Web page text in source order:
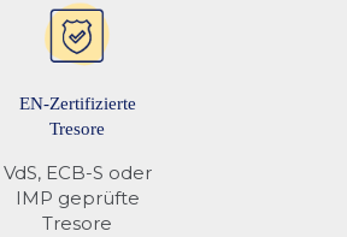
EN-Zertifizierte
Tresore
VdS, ECB-S oder
IMP geprüfte
Tresore